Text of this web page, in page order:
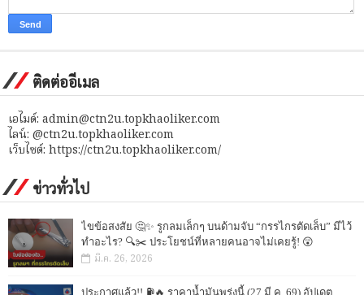
ติดต่ออีเมล
เอไมด์: admin@ctn2u.topkhaoliker.com
ไลน์: @ctn2u.topkhaoliker.com
เว็บไซต์: https://ctn2u.topkhaoliker.com/
ข่าวทั่วไป
ไขข้อสงสัย 🤔✨ รูกลมเล็กๆ บนด้ามจับ “กรรไกรตัดเล็บ” มีไว้
ทำอะไร? 🔍✂️ ประโยชน์ที่หลายคนอาจไม่เคยรู้! 😲
มี.ค. 26, 2026
ประกาศแล้ว!! ⛽🔥 ราคาน้ำมันพรุ่งนี้ (27 มี.ค. 69) อัปเดต